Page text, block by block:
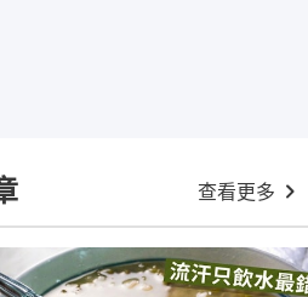
查看更多